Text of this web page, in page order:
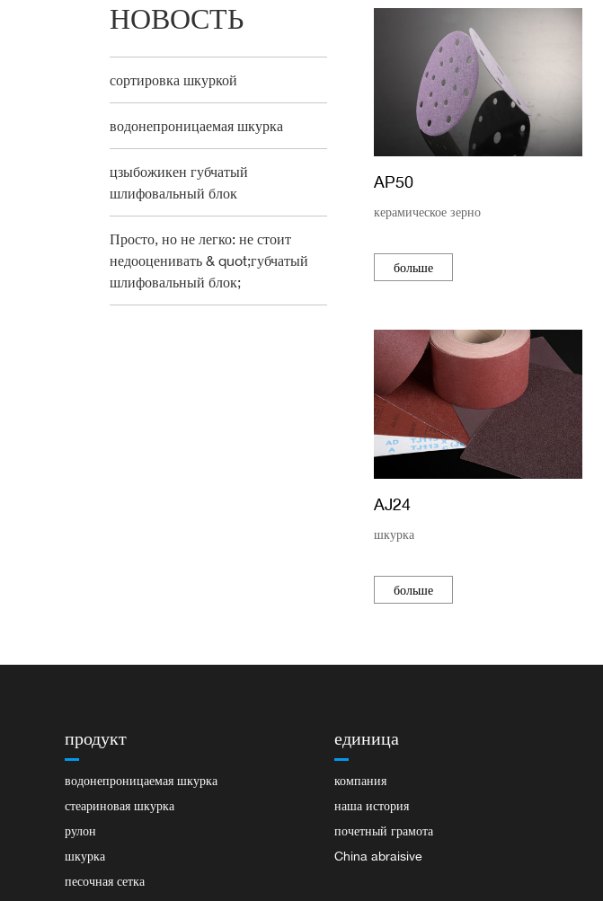
НОВОСТЬ
сортировка шкуркой
водонепроницаемая шкурка
цзыбожикен губчатый
шлифовальный блок
Просто, но не легко: не стоит
недооценивать & quot;губчатый
шлифовальный блок;
AP50
керамическое зерно
больше
AJ24
шкурка
больше
продукт
водонепроницаемая шкурка
стеариновая шкурка
рулон
шкурка
песочная сетка
единица
компания
наша история
почетный грамота
China abraisive